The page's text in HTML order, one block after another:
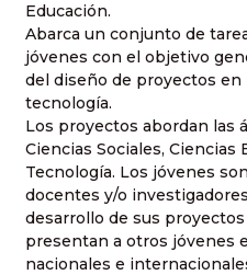
Educación.
Abarca un conjunto de
jóvenes con el objetivo
del diseño de proyectos en
tecnología.
Los proyectos abordan las
Ciencias Sociales, Ciencias
Tecnología. Los jóvenes
docentes y/o
desarrollo de sus
presentan a otros jóvenes
nacionales e